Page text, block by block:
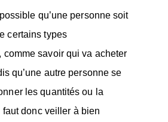
qu’une personne soit
certains types
comme savoir qui va acheter
qu’une autre personne se
les quantités ou la
donc veiller à bien